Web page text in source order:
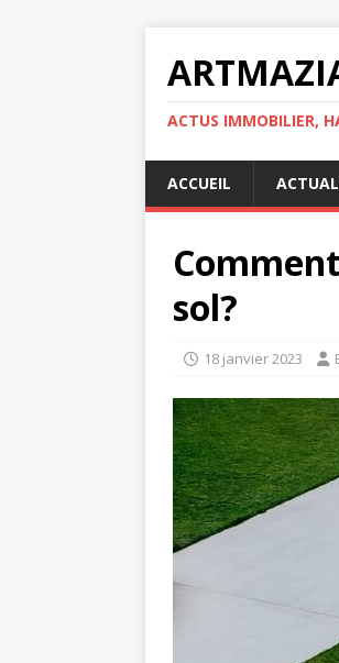
ACTUS IMMOBILIER,
ACCUEIL
sol?
18 janvier 2023